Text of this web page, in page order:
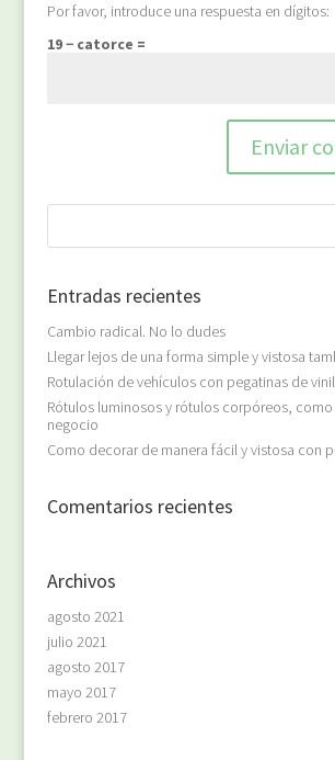
Por favor, introduce una respuesta en dígitos:
19 − catorce =
Entradas recientes
Cambio radical. No lo dudes
Llegar lejos de una forma simple y vistosa
Rotulación de vehículos con pegatinas de
Rótulos luminosos y rótulos corpóreos,
negocio
Como decorar de manera fácil y vistosa con
Comentarios recientes
Archivos
agosto 2021
julio 2021
agosto 2017
mayo 2017
febrero 2017